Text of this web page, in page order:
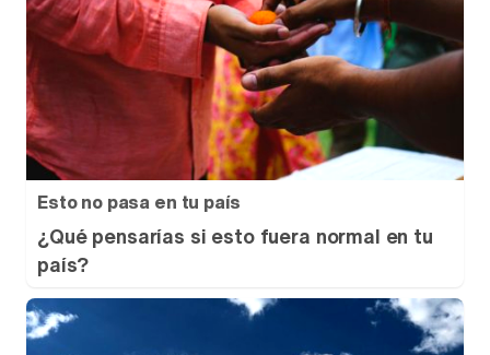
Esto no pasa en tu país
¿Qué pensarías si esto fuera normal en tu
país?